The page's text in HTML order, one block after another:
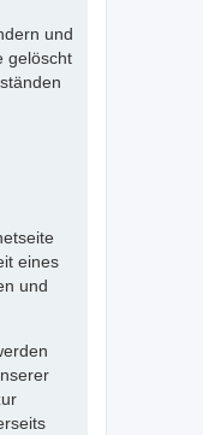
und
gelöscht
eines
und